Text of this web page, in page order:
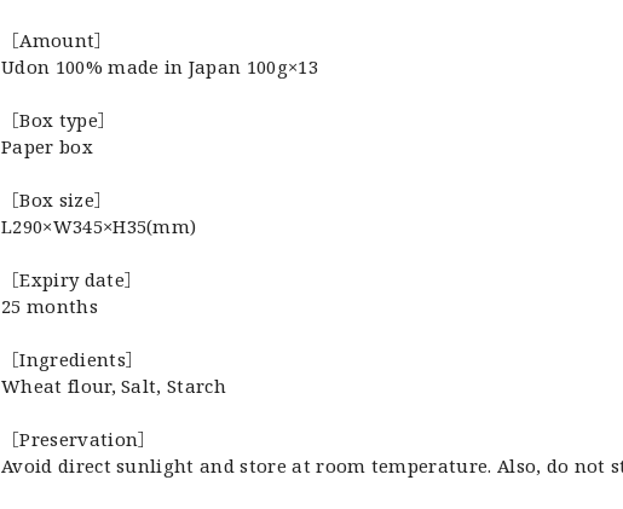
［Amount］
Udon 100% made in Japan 100g×13
［Box type］
Paper box
［Box size］
L290×W345×H35(mm)
［Expiry date］
25 months
［Ingredients］
Wheat flour, Salt, Starch
［Preservation］
Avoid direct sunlight and store at room temperature. Also, do not